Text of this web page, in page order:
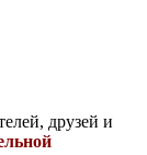
друзей и